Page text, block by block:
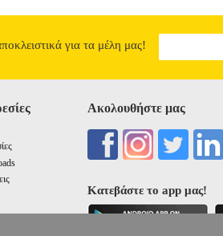
τα έξοδα αποστολής. Μπορείτε επίσης
ύψους παραγγελίας!ΦΟΡΕΜΑ JLO
για τα μέλη μας!
Ακολουθήστε μας
Κατεβάστε το app μας!